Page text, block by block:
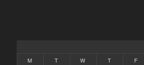
M T W T F